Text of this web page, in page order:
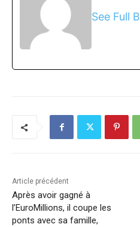
See Full
Article précédent
Après avoir gagné à
l’EuroMillions, il coupe les
ponts avec sa famille,